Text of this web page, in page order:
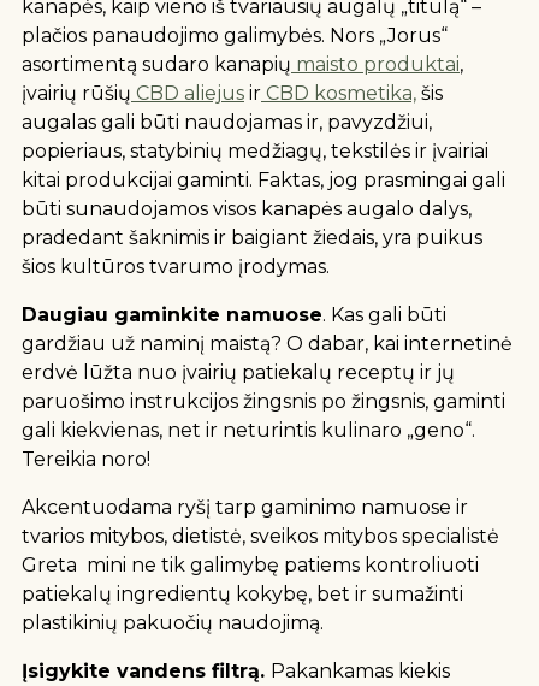
kanapės, kaip vieno iš tvariausių augalų „titulą“ –
plačios panaudojimo galimybės. Nors „Jorus“
asortimentą sudaro kanapių maisto produktai,
įvairių rūšių CBD aliejus ir CBD kosmetika, šis
augalas gali būti naudojamas ir, pavyzdžiui,
popieriaus, statybinių medžiagų, tekstilės ir įvairiai
kitai produkcijai gaminti. Faktas, jog prasmingai gali
būti sunaudojamos visos kanapės augalo dalys,
pradedant šaknimis ir baigiant žiedais, yra puikus
šios kultūros tvarumo įrodymas.
Daugiau gaminkite namuose. Kas gali būti
gardžiau už naminį maistą? O dabar, kai internetinė
erdvė lūžta nuo įvairių patiekalų receptų ir jų
paruošimo instrukcijos žingsnis po žingsnis, gaminti
gali kiekvienas, net ir neturintis kulinaro „geno“.
Tereikia noro!
Akcentuodama ryšį tarp gaminimo namuose ir
tvarios mitybos, dietistė, sveikos mitybos specialistė
Greta mini ne tik galimybę patiems kontroliuoti
patiekalų ingredientų kokybę, bet ir sumažinti
plastikinių pakuočių naudojimą.
Įsigykite vandens filtrą. Pakankamas kiekis